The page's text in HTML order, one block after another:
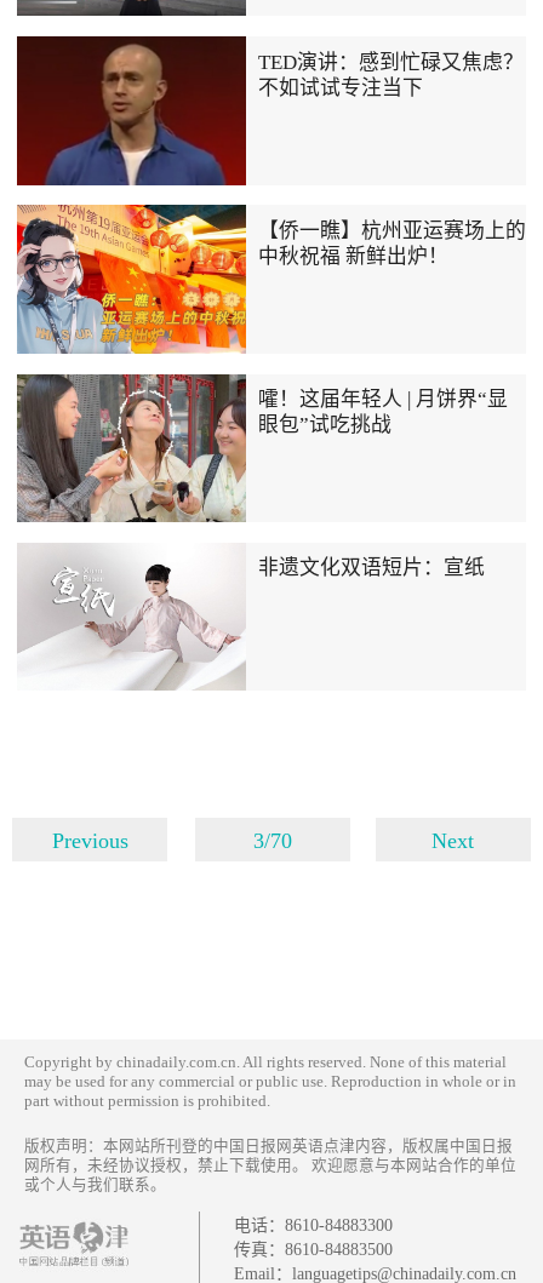
TED演讲：感到忙碌又焦虑？
不如试试专注当下
【侨一瞧】杭州亚运赛场上的
中秋祝福 新鲜出炉！
嚯！这届年轻人 | 月饼界“显
眼包”试吃挑战
非遗文化双语短片：宣纸
Previous 3/70 Next
Copyright by chinadaily.com.cn. All rights reserved. None of this material
may be used for any commercial or public use. Reproduction in whole or in
part without permission is prohibited.
版权声明：本网站所刊登的中国日报网英语点津内容，版权属中国日报
网所有，未经协议授权，禁止下载使用。 欢迎愿意与本网站合作的单位
或个人与我们联系。
电话： 8610-84883300
传真： 8610-84883500
Email： languagetips@chinadaily.com.cn